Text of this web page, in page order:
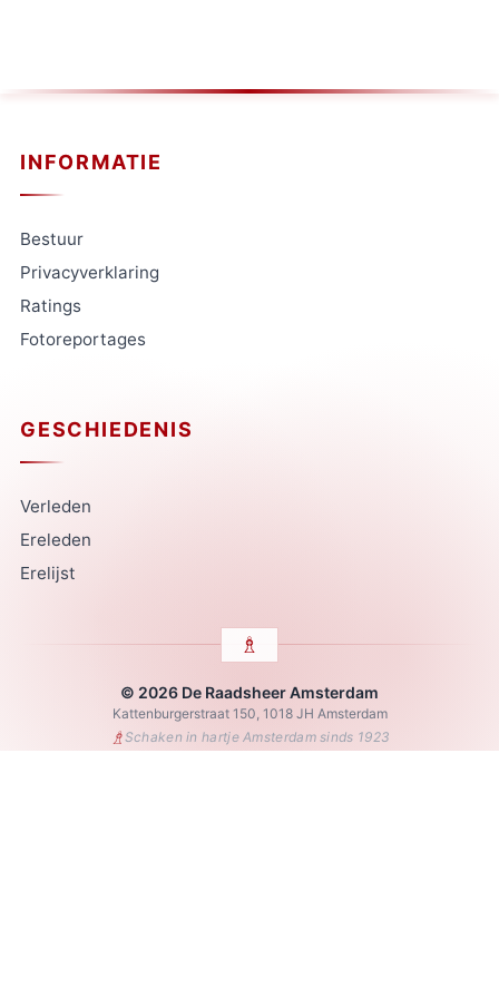
INFORMATIE
Bestuur
Privacyverklaring
Ratings
Fotoreportages
GESCHIEDENIS
Verleden
Ereleden
Erelijst
© 2026 De Raadsheer Amsterdam
Kattenburgerstraat 150, 1018 JH Amsterdam
♗Schaken in hartje Amsterdam sinds 1923